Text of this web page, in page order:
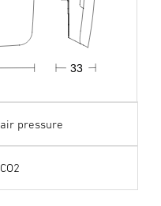
33
air pressure
CO2